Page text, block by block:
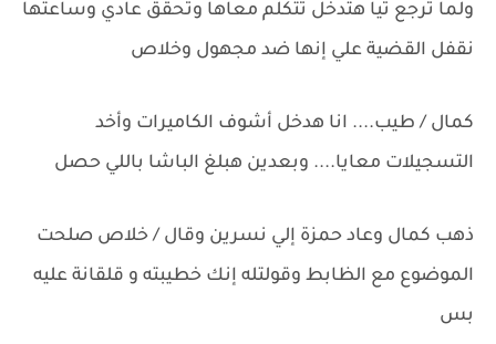
ولما ترجع تيا هتدخل تتكلم معاها وتحقق عادي وساعتها
نقفل القضية علي إنها ضد مجهول وخلاص
كمال / طيب.... انا هدخل أشوف الكاميرات وأخد
التسجيلات معايا.... وبعدين هبلغ الباشا باللي حصل
ذهب كمال وعاد حمزة إلي نسرين وقال / خلاص صلحت
الموضوع مع الظابط وقولتله إنك خطيبته و قلقانة عليه
بس